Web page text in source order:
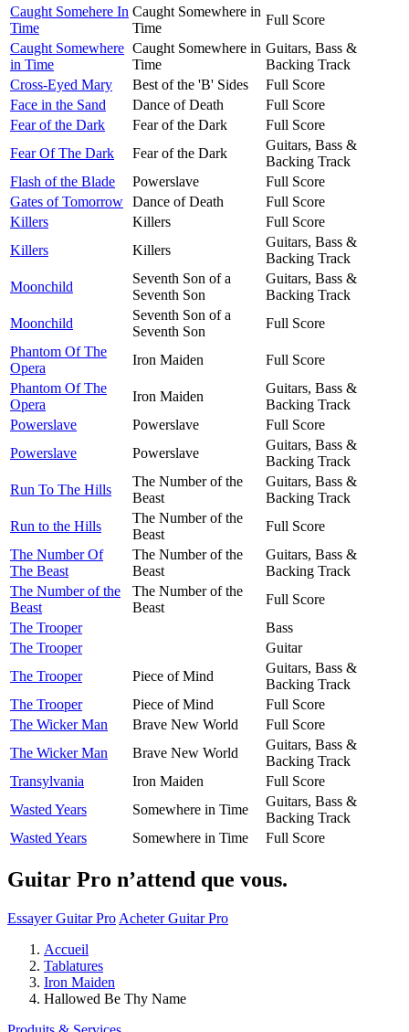
Caught Somehere In
Time
Caught Somewhere in
Time
Full Score
Caught Somewhere
in Time
Caught Somewhere in
Time
Guitars, Bass &
Backing Track
Cross-Eyed Mary
Best of the 'B' Sides
Full Score
Face in the Sand
Dance of Death
Full Score
Fear of the Dark
Fear of the Dark
Full Score
Fear Of The Dark
Fear of the Dark
Guitars, Bass &
Backing Track
Flash of the Blade
Powerslave
Full Score
Gates of Tomorrow Dance of Death
Full Score
Killers
Killers
Full Score
Killers
Killers
Guitars, Bass &
Backing Track
Moonchild
Seventh Son of a
Seventh Son
Guitars, Bass &
Backing Track
Moonchild
Seventh Son of a
Seventh Son
Full Score
Phantom Of The
Opera
Iron Maiden
Full Score
Phantom Of The
Opera
Iron Maiden
Guitars, Bass &
Backing Track
Powerslave
Powerslave
Full Score
Powerslave
Powerslave
Guitars, Bass &
Backing Track
Run To The Hills
The Number of the
Beast
Guitars, Bass &
Backing Track
Run to the Hills
The Number of the
Beast
Full Score
The Number Of
The Beast
The Number of the
Beast
Guitars, Bass &
Backing Track
The Number of the
Beast
The Number of the
Beast
Full Score
The Trooper
Bass
The Trooper
Guitar
The Trooper
Piece of Mind
Guitars, Bass &
Backing Track
The Trooper
Piece of Mind
Full Score
The Wicker Man
Brave New World
Full Score
The Wicker Man
Brave New World
Guitars, Bass &
Backing Track
Transylvania
Iron Maiden
Full Score
Wasted Years
Somewhere in Time
Guitars, Bass &
Backing Track
Wasted Years
Somewhere in Time Full Score
Guitar Pro n’attend que vous.
Essayer Guitar Pro Acheter Guitar Pro
Accueil
Tablatures
Iron Maiden
Hallowed Be Thy Name